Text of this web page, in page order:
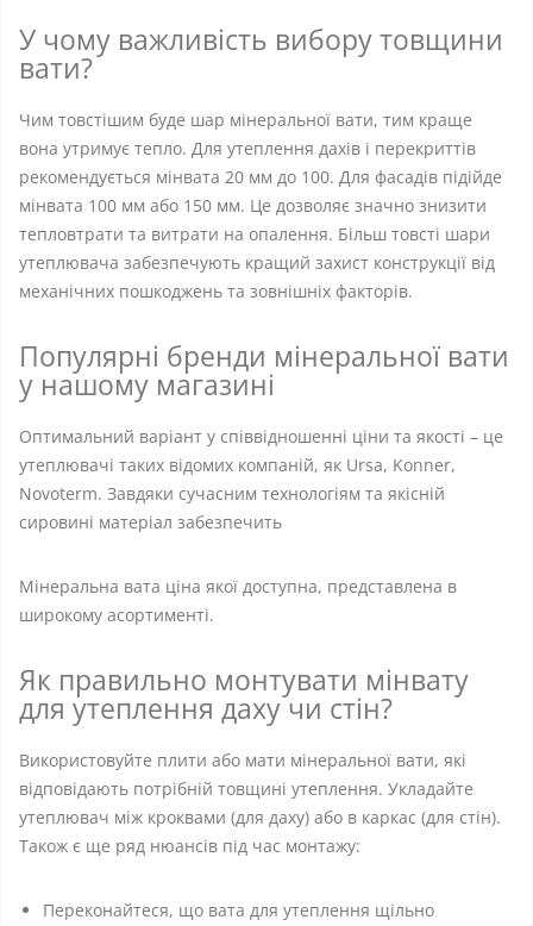
У чому важливість вибору товщини
вати?
Чим товстішим буде шар мінеральної вати, тим краще
вона утримує тепло. Для утеплення дахів і перекриттів
рекомендується мінвата 20 мм до 100. Для фасадів підійде
мінвата 100 мм або 150 мм. Це дозволяє значно знизити
тепловтрати та витрати на опалення. Більш товсті шари
утеплювача забезпечують кращий захист конструкції від
механічних пошкоджень та зовнішніх факторів.
Популярні бренди мінеральної вати
у нашому магазині
Оптимальний варіант у співвідношенні ціни та якості – це
утеплювачі таких відомих компаній, як Ursa, Konner,
Novoterm. Завдяки сучасним технологіям та якісній
сировині матеріал забезпечить
Мінеральна вата ціна якої доступна, представлена ​​в
широкому асортименті.
Як правильно монтувати мінвату
для утеплення даху чи стін?
Використовуйте плити або мати мінеральної вати, які
відповідають потрібній товщині утеплення. Укладайте
утеплювач між кроквами (для даху) або в каркас (для стін).
Також є ще ряд нюансів під час монтажу:
Переконайтеся, що вата для утеплення щільно